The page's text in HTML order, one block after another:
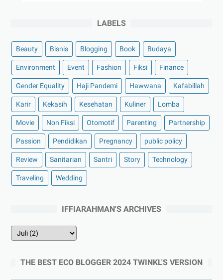
LABELS
Beauty Bisnis Blogging Book Budaya
Environment Event Fashion Fiksi Finance
Gender Equality Haji Pandemi Hawwana Kafabillah
Karir Kekasih Kesehatan Kuliner Lomba
Movie Non Fiksi Otomotif Parenting Partnership
Passion Pendidikan Pregnancy public policy
Review Sanitarian Santri Story Technology
Traveling Wedding
IFFIARAHMAN'S ARCHIVES
THE BEST ECO BLOGGER 2024 TWINKL'S VERSION